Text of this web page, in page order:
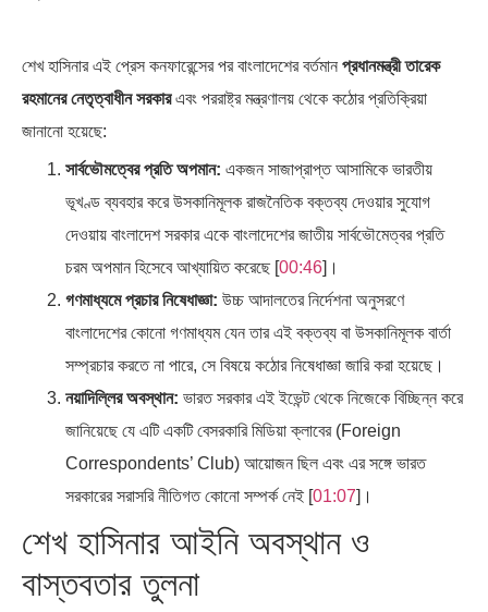
শেখ হাসিনার এই প্রেস কনফারেন্সের পর বাংলাদেশের বর্তমান প্রধানমন্ত্রী তারেক
রহমানের নেতৃত্বাধীন সরকারএবং পররাষ্ট্র মন্ত্রণালয় থেকে কঠোর প্রতিক্রিয়া
জানানো হয়েছে:
সার্বভৌমত্বের প্রতি অপমান: একজন সাজাপ্রাপ্ত আসামিকে ভারতীয়
ভূখণ্ড ব্যবহার করে উসকানিমূলক রাজনৈতিক বক্তব্য দেওয়ার সুযোগ
দেওয়ায় বাংলাদেশ সরকার একে বাংলাদেশের জাতীয় সার্বভৌমেত্বর প্রতি
চরম অপমান হিসেবে আখ্যায়িত করেছে [00:46]।
গণমাধ্যমে প্রচার নিষেধাজ্ঞা: উচ্চ আদালতের নির্দেশনা অনুসরণে
বাংলাদেশের কোনো গণমাধ্যম যেন তার এই বক্তব্য বা উসকানিমূলক বার্তা
সম্প্রচার করতে না পারে, সে বিষয়ে কঠোর নিষেধাজ্ঞা জারি করা হয়েছে।
নয়াদিল্লির অবস্থান: ভারত সরকার এই ইভেন্ট থেকে নিজেকে বিচ্ছিন্ন করে
জানিয়েছে যে এটি একটি বেসরকারি মিডিয়া ক্লাবের (Foreign
Correspondents’ Club) আয়োজন ছিল এবং এর সঙ্গে ভারত
সরকারের সরাসরি নীতিগত কোনো সম্পর্ক নেই [01:07]।
শেখ হাসিনার আইনি অবস্থান ও
বাস্তবতার তুলনা